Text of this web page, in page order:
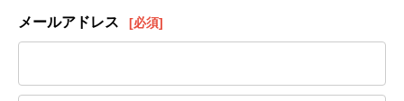
メールアドレス [必須]